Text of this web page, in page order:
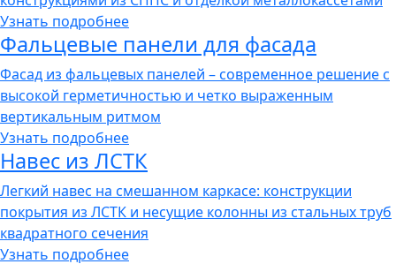
Узнать подробнее
Фальцевые панели для фасада
Фасад из фальцевых панелей – современное решение с
высокой герметичностью и четко выраженным
вертикальным ритмом
Узнать подробнее
Навес из ЛСТК
Легкий навес на смешанном каркасе: конструкции
покрытия из ЛСТК и несущие колонны из стальных труб
квадратного сечения
Узнать подробнее